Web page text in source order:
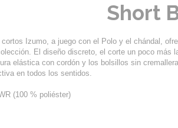
Short
cortos Izumo, a juego con el Polo y el chándal,
El diseño discreto, el corte un poco más
elástica con cordón y los bolsillos sin
en todos los sentidos.
(100 % poliéster)